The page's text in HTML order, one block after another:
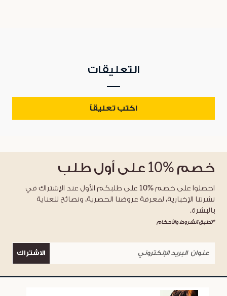
التعليقات
اكتب تعليقاً
خصم %10 على أول طلب
احصلوا على خصم %10 على طلبكم الأول عند الإشتراك في
نشرتنا الإخبارية، لمعرفة عروضنا الحصرية، ونصائح للعناية
بالبشرة.
*تطبق الشروط والأحكام
الاشتراك